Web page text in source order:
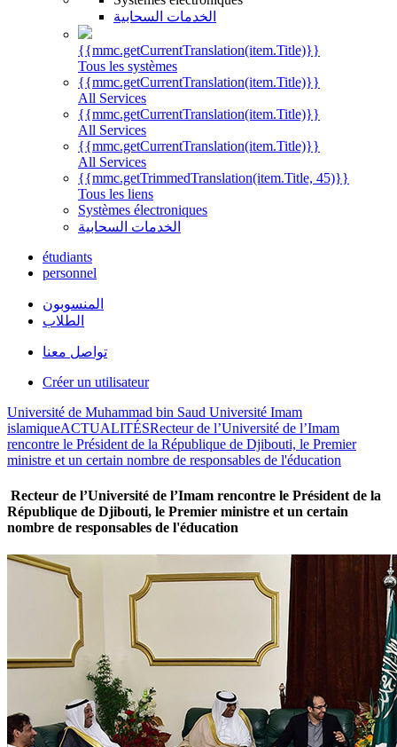
الخدمات السحابية
{{mmc.getCurrentTranslation(item.Title)}}
Tous les systèmes
{{mmc.getCurrentTranslation(item.Title)}}
All Services
{{mmc.getCurrentTranslation(item.Title)}}
All Services
{{mmc.getCurrentTranslation(item.Title)}}
All Services
{{mmc.getTrimmedTranslation(item.Title, 45)}}
Tous les liens
Systèmes électroniques
الخدمات السحابية
étudiants
personnel
المنسوبون
الطلاب
تواصل معنا
Créer un utilisateur
Université de Muhammad bin Saud Université Imam
islamiqueACTUALITÉSRecteur de l’Université de l’Imam
rencontre le Président de la République de Djibouti, le Premier
ministre et un certain nombre de responsables de l'éducation
Recteur de l’Université de l’Imam rencontre le Président de la
République de Djibouti, le Premier ministre et un certain
nombre de responsables de l'éducation